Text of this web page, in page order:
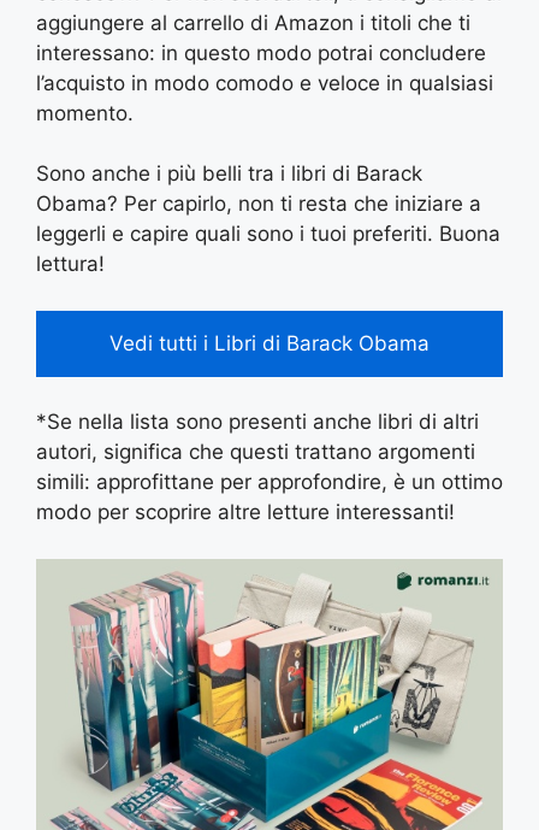
aggiungere al carrello di Amazon i titoli che ti
interessano: in questo modo potrai concludere
l’acquisto in modo comodo e veloce in qualsiasi
momento.
Sono anche i più belli tra i libri di Barack
Obama? Per capirlo, non ti resta che iniziare a
leggerli e capire quali sono i tuoi preferiti. Buona
lettura!
Vedi tutti i Libri di Barack Obama
*Se nella lista sono presenti anche libri di altri
autori, significa che questi trattano argomenti
simili: approfittane per approfondire, è un ottimo
modo per scoprire altre letture interessanti!